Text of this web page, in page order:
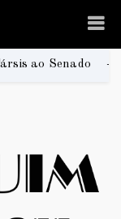
João